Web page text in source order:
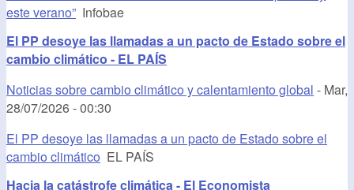
este verano” Infobae
El PP desoye las llamadas a un pacto de Estado sobre el
cambio climático - EL PAÍS
Noticias sobre cambio climático y calentamiento global - Mar,
28/07/2026 - 00:30
El PP desoye las llamadas a un pacto de Estado sobre el
cambio climático EL PAÍS
Hacia la catástrofe climática - El Economista